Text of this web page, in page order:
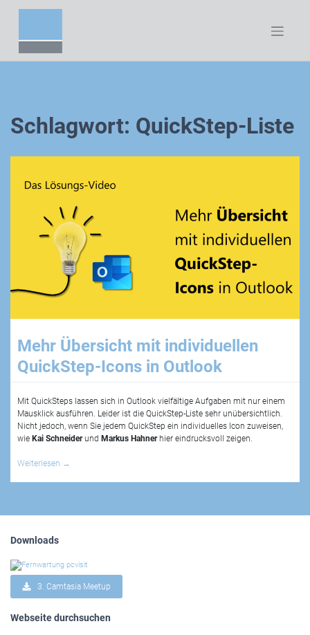
Schlagwort: QuickStep-Liste
Mehr Übersicht mit individuellen
QuickStep-Icons in Outlook
Mit QuickSteps lassen sich in Outlook vielfältige Aufgaben mit nur einem
Mausklick ausführen. Leider ist die QuickStep-Liste sehr unübersichtlich.
Nicht jedoch, wenn Sie jedem QuickStep ein individuelles Icon zuweisen,
wie Kai Schneiderund Markus Hahnerhier eindrucksvoll zeigen.
Weiterlesen →
Downloads
3. Camtasia Meetup
Webseite durchsuchen